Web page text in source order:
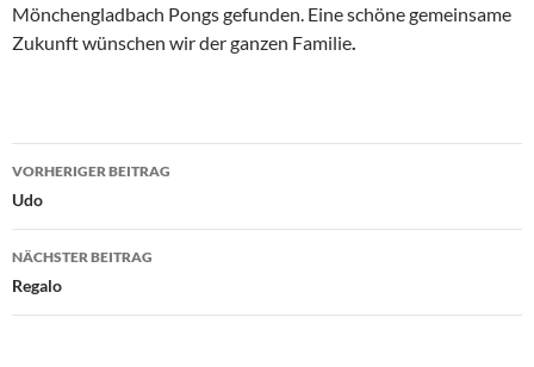
Mönchengladbach Pongs gefunden. Eine schöne gemeinsame
Zukunft wünschen wir der ganzen Familie
Beitragsnavigation
VORHERIGER BEITRAG
Udo
NÄCHSTER BEITRAG
Regalo